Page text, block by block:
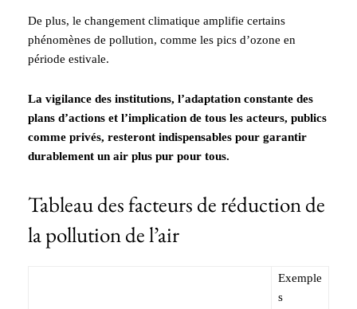
De plus, le changement climatique amplifie certains
phénomènes de pollution, comme les pics d’ozone en
période estivale.
La vigilance des institutions, l’adaptation constante des
plans d’actions et l’implication de tous les acteurs, publics
comme privés, resteront indispensables pour garantir
durablement un air plus pur pour tous.
Tableau des facteurs de réduction de
la pollution de l’air
Exemple
s